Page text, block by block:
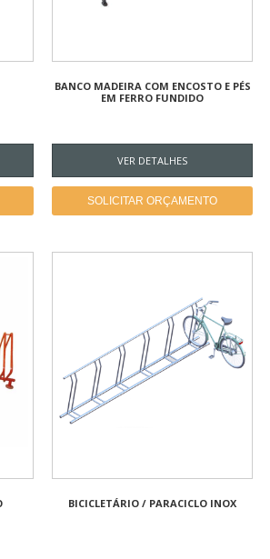
BANCO MADEIRA COM ENCOSTO E PÉS
EM FERRO FUNDIDO
VER DETALHES
SOLICITAR ORÇAMENTO
BICICLETÁRIO / PARACICLO INOX